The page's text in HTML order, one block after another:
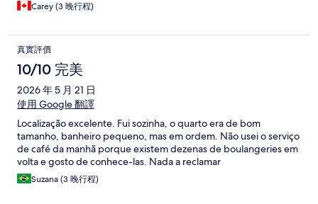
Carey (3 晚行程)
真實評價
10/10 完美
2026 年 5 月 21 日
使用 Google 翻譯
Localização excelente. Fui sozinha, o quarto era de bom
tamanho, banheiro pequeno, mas em ordem. Não usei o serviço
de café da manhã porque existem dezenas de boulangeries em
volta e gosto de conhece-las. Nada a reclamar
Suzana (3 晚行程)